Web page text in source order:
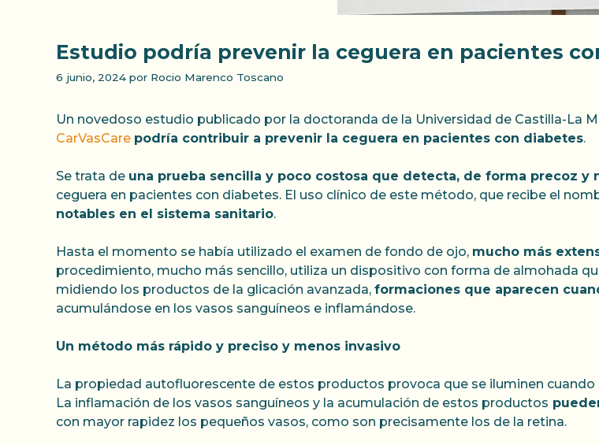
Estudio podría prevenir la ceguera en pacientes
6 junio, 2024 por Rocio Marenco Toscano
Un novedoso estudio publicado por la doctoranda de la Universidad de Castilla-La
CarVasCare podría contribuir a prevenir la ceguera en pacientes con diabetes.
Se trata de una prueba sencilla y poco costosa que detecta, de forma precoz y
ceguera en pacientes con diabetes. El uso clínico de este método, que recibe el
notables en el sistema sanitario.
Hasta el momento se había utilizado el examen de fondo de ojo, mucho más
procedimiento, mucho más sencillo, utiliza un dispositivo con forma de almohada
midiendo los productos de la glicación avanzada, formaciones que aparecen
acumulándose en los vasos sanguíneos e inflamándose.
Un método más rápido y preciso y menos invasivo
La propiedad autofluorescente de estos productos provoca que se iluminen
La inflamación de los vasos sanguíneos y la acumulación de estos productos
con mayor rapidez los pequeños vasos, como son precisamente los de la retina.